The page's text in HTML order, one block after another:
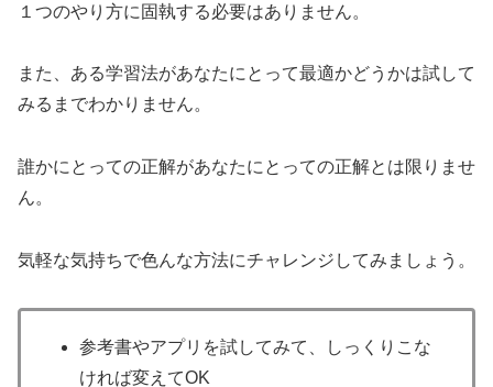
１つのやり方に固執する必要はありません。
また、ある学習法があなたにとって最適かどうかは試して
みるまでわかりません。
誰かにとっての正解があなたにとっての正解とは限りませ
ん。
気軽な気持ちで色んな方法にチャレンジしてみましょう。
参考書やアプリを試してみて、しっくりこな
ければ変えてOK